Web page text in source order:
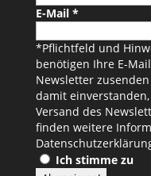
E-Mail *
*Pflichtfeld und
benötigen Ihre E-
Newsletter
damit
Versand des
finden weitere
Ich stimme zu